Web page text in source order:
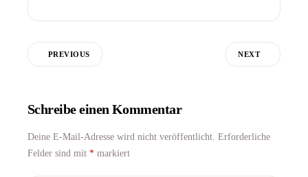
PREVIOUS NEXT
Schreibe einen Kommentar
Deine E-Mail-Adresse wird nicht veröffentlicht. Erforderliche
Felder sind mit * markiert